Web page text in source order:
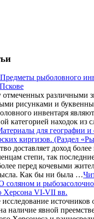
рыболовного
отмеченных различными
рисунками и
инвентаря
категорией находок из
для географии и
киргизов. (Раздел
доставляет доход
степи, так
перед кочевыми
Как бы ни была …
соляном и
Херсона VI-VII вв.
наличие явной